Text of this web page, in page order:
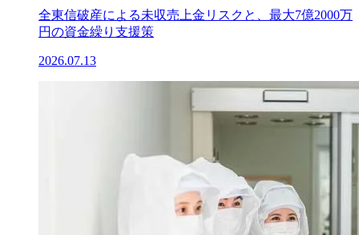
全東信破産による未収売上金リスクと、最大7億2000万
円の資金繰り支援策
2026.07.13